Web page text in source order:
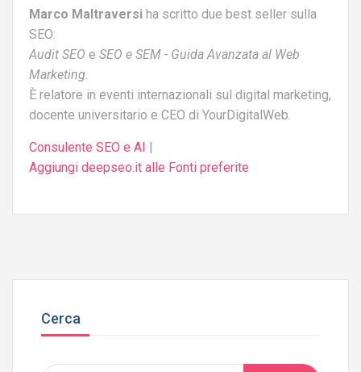
Marco Maltraversi ha scritto due best seller sulla
SEO:
Audit SEO e SEO e SEM - Guida Avanzata al Web
Marketing.
È relatore in eventi internazionali sul digital marketing,
docente universitario e CEO di YourDigitalWeb.
Consulente SEO e AI
Aggiungi deepseo.it alle Fonti preferite
Cerca